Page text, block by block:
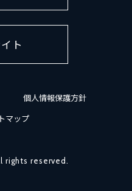
ト
個人情報保護方針
マップ
rights reserved.